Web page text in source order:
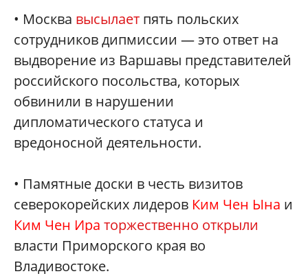
• Москва высылает пять польских
сотрудников дипмиссии — это ответ на
выдворение из Варшавы представителей
российского посольства, которых
обвинили в нарушении
дипломатического статуса и
вредоносной деятельности.
• Памятные доски в честь визитов
северокорейских лидеров Ким Чен Ына и
Ким Чен Ира торжественно открыли
власти Приморского края во
Владивостоке.